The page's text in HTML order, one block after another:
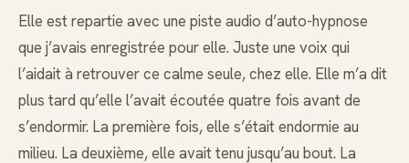
Elle est repartie avec une piste audio d’auto-hypnose
que j’avais enregistrée pour elle. Juste une voix qui
l’aidait à retrouver ce calme seule, chez elle. Elle m’a dit
plus tard qu’elle l’avait écoutée quatre fois avant de
s’endormir. La première fois, elle s’était endormie au
milieu. La deuxième, elle avait tenu jusqu’au bout. La